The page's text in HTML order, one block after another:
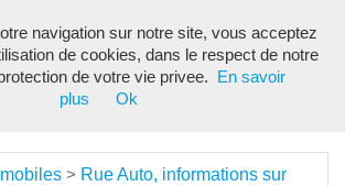
> Rue Auto, informations sur
navigation sur notre site, vous acceptez
de cookies, dans le respect de notre
de votre vie privee.
En savoir
plus
Ok